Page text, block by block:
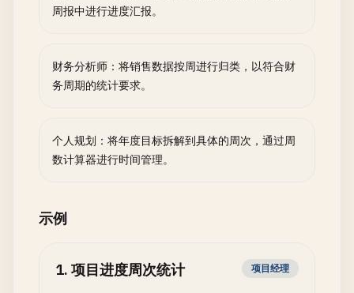
周报中进行进度汇报。
财务分析师：将销售数据按周进行归类，以符合财
务周期的统计要求。
个人规划：将年度目标拆解到具体的周次，通过周
数计算器进行时间管理。
示例
1. 项目进度周次统计 项目经理